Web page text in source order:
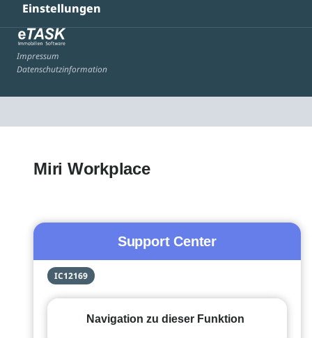
Einstellungen
Impressum
Datenschutzinformation
Miri Workplace
Support Center
IC12169
Navigation zu dieser Funktion